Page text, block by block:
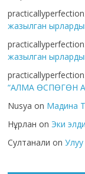
жазылган
жазылган
“АЛМА ӨСПӨГӨН
Nusya on Мадина
Нұрлан on Эки
Султанали onУлуу